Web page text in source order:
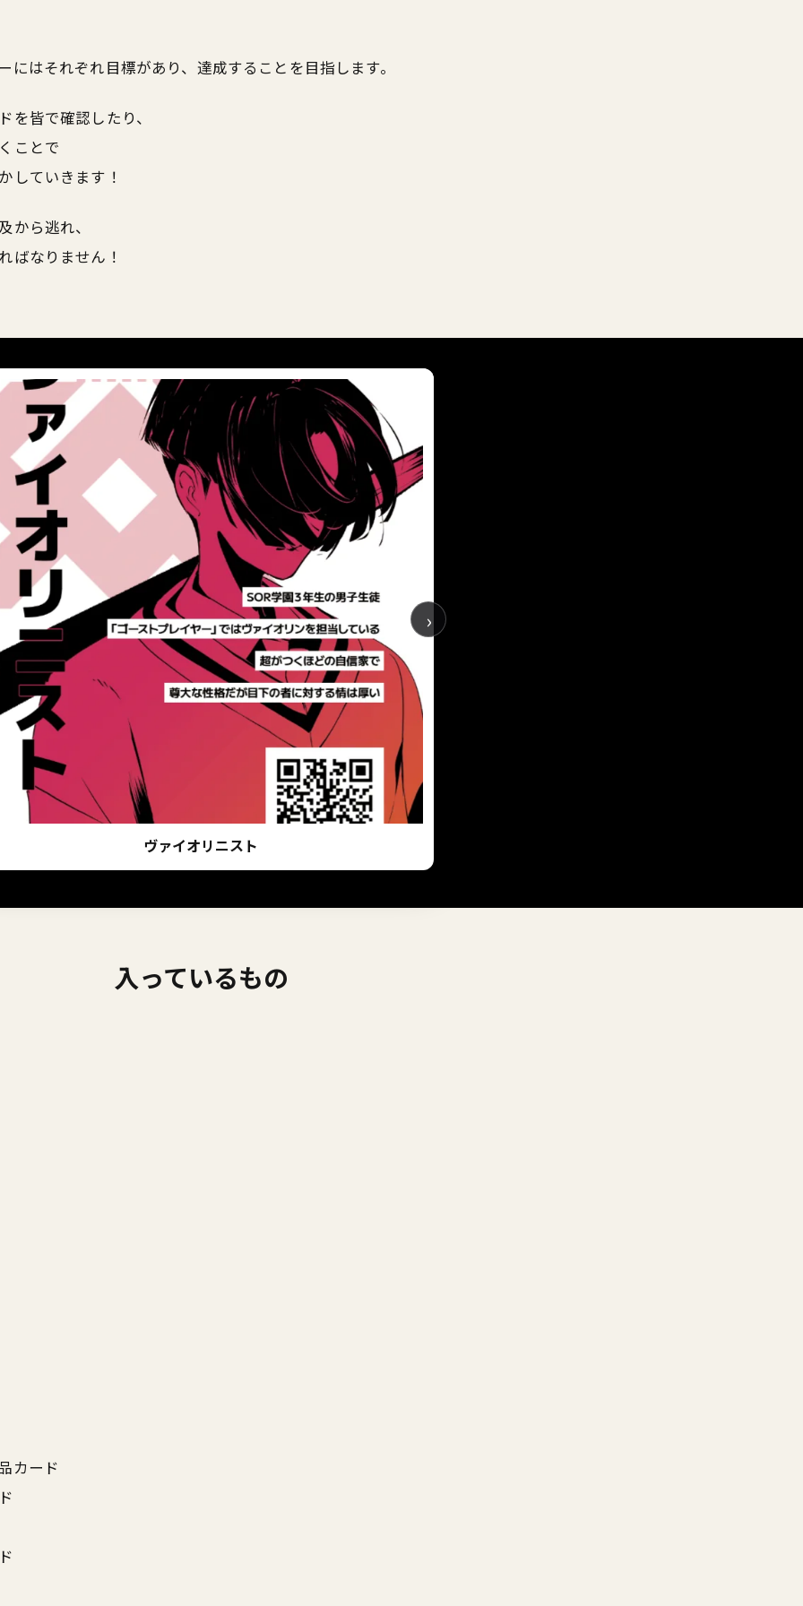
にはそれぞれ目標があり、達成することを目指します。
を皆で確認したり、
ことで
していきます！
から逃れ、
ばなりません！
チェリスト ›
入っているもの
カード